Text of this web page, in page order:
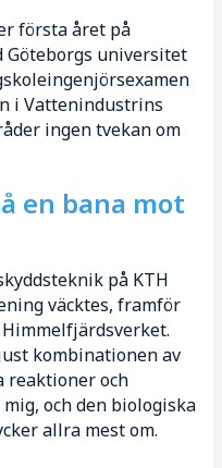
första året på
Göteborgs universitet
i Vattenindustrins
ingen tvekan om
en bana mot
på KTH
väcktes, framför
kombinationen av
reaktioner och
och den biologiska
allra mest om.